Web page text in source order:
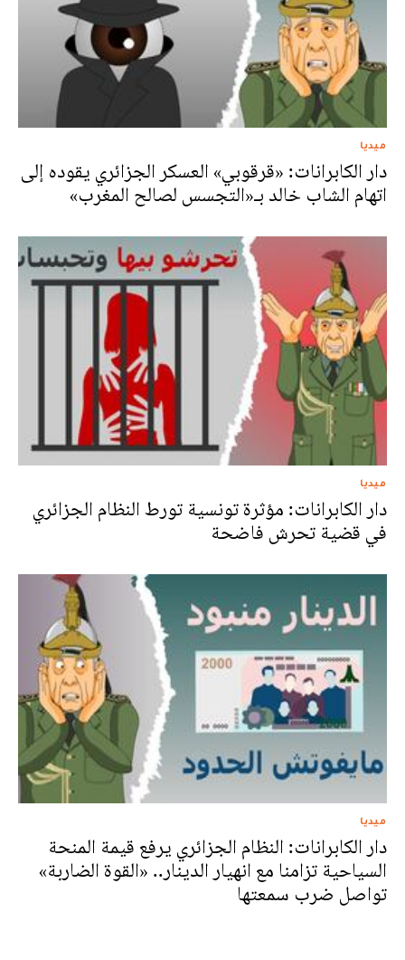
ميديا
دار الكابرانات: «قرقوبي» العسكر الجزائري يقوده إلى
اتهام الشاب خالد بـ«التجسس لصالح المغرب»
ميديا
دار الكابرانات: مؤثرة تونسية تورط النظام الجزائري
في قضية تحرش فاضحة
ميديا
دار الكابرانات: النظام الجزائري يرفع قيمة المنحة
السياحية تزامنا مع انهيار الدينار.. «القوة الضاربة»
تواصل ضرب سمعتها